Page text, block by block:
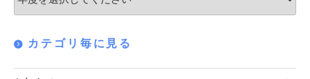
ン
カテゴリ毎に見る